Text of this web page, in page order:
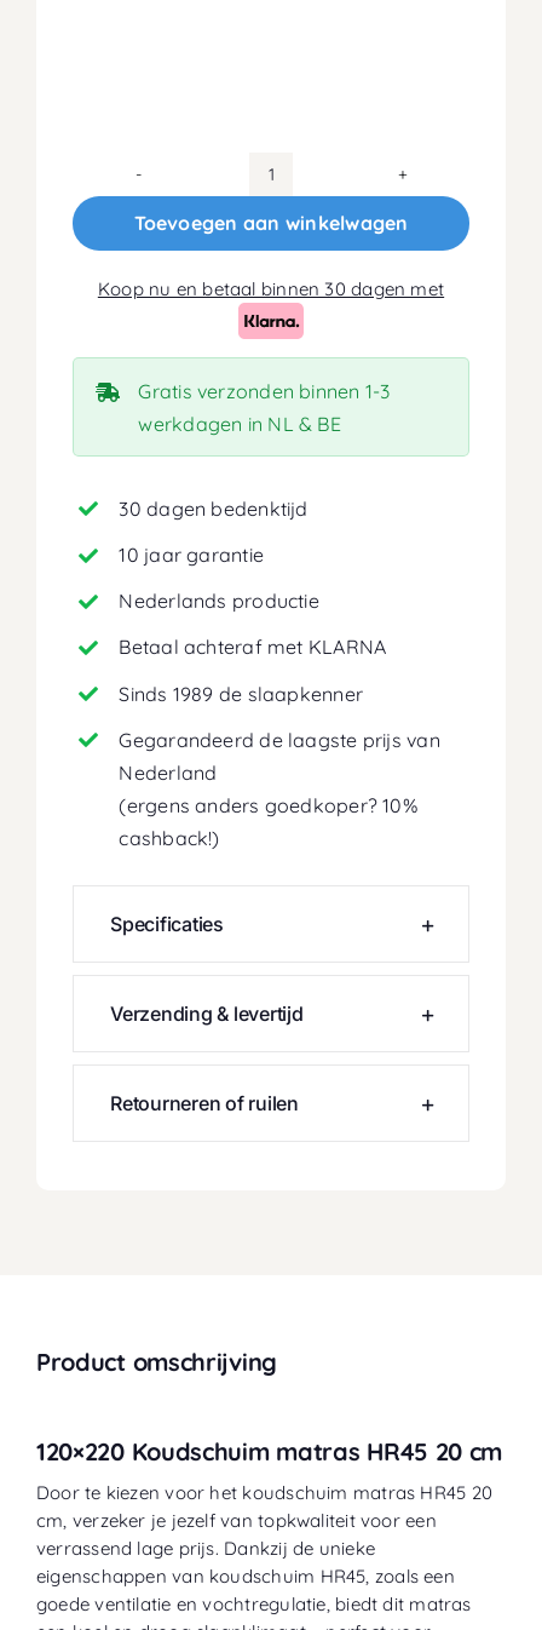
120x220
Koudschuim
20cm
aantal
Toevoegen aan winkelwagen
Koop nu en betaal binnen 30 dagen met
Gratis verzonden binnen 1-3
werkdagen in NL & BE
30 dagen bedenktijd
10 jaar garantie
Nederlands productie
Betaal achteraf met KLARNA
Sinds 1989 de slaapkenner
Gegarandeerd de laagste prijs van
Nederland
(ergens anders goedkoper? 10%
cashback!)
Specificaties
Verzending & levertijd
Retourneren of ruilen
Product omschrijving
120×220 Koudschuim matras HR45 20 cm
Door te kiezen voor het koudschuim matras HR45 20
cm, verzeker je jezelf van topkwaliteit voor een
verrassend lage prijs. Dankzij de unieke
eigenschappen van koudschuim HR45, zoals een
goede ventilatie en vochtregulatie, biedt dit matras